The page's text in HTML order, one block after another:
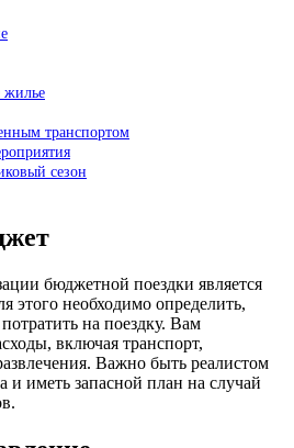
жилье
транспортом
сезон
бюджетной поездки является
этого необходимо определить,
на поездку. Вам
включая транспорт,
Важно быть реалистом
и иметь запасной план на случай